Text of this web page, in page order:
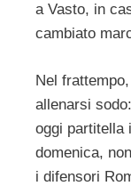
a Vasto, in
cambiato
Nel
allenarsi
oggi partitella
domenica,
i difensori